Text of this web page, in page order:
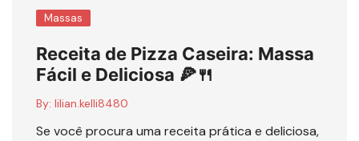
Massas
Receita de Pizza Caseira: Massa
Fácil e Deliciosa 🍕🍴
By: lilian.kelli8480
Se você procura uma receita prática e deliciosa,